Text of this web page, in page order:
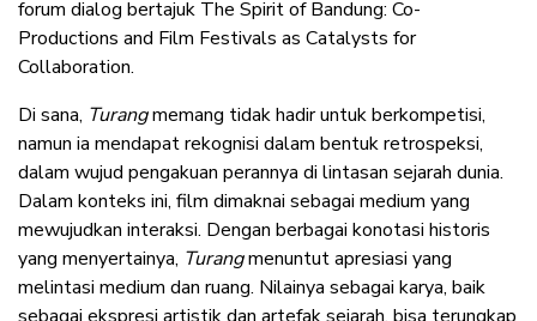
forum dialog bertajuk The Spirit of Bandung: Co-
Productions and Film Festivals as Catalysts for
Collaboration.
Di sana, Turangmemang tidak hadir untuk berkompetisi,
namun ia mendapat rekognisi dalam bentuk retrospeksi,
dalam wujud pengakuan perannya di lintasan sejarah dunia.
Dalam konteks ini, film dimaknai sebagai medium yang
mewujudkan interaksi. Dengan berbagai konotasi historis
yang menyertainya, Turangmenuntut apresiasi yang
melintasi medium dan ruang. Nilainya sebagai karya, baik